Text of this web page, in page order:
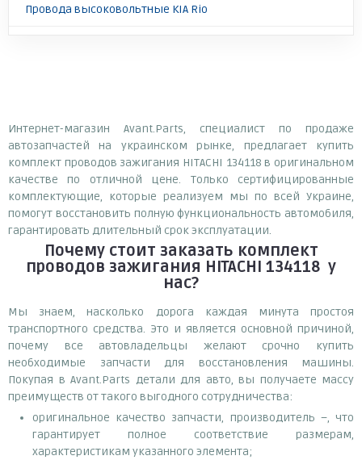
Провода высоковольтные KIA Rio
Интернет-магазин Avant.Parts, специалист по продаже
автозапчастей на украинском рынке, предлагает купить
комплект проводов зажигания HITACHI 134118 в оригинальном
качестве по отличной цене. Только сертифицированные
комплектующие, которые реализуем мы по всей Украине,
помогут восстановить полную функциональность автомобиля,
гарантировать длительный срок эксплуатации.
Почему стоит заказать комплект
проводов зажигания HITACHI 134118 у
нас?
Мы знаем, насколько дорога каждая минута простоя
транспортного средства. Это и является основной причиной,
почему все автовладельцы желают срочно купить
необходимые запчасти для восстановления машины.
Покупая в Avant.Parts детали для авто, вы получаете массу
преимуществ от такого выгодного сотрудничества:
оригинальное качество запчасти, производитель –, что
гарантирует полное соответствие размерам,
характеристикам указанного элемента;